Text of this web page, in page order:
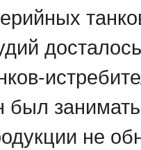
был
не